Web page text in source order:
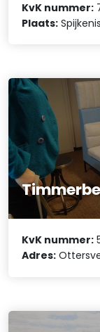
KvK nummer:
Plaats:
KvK nummer:
Adres: